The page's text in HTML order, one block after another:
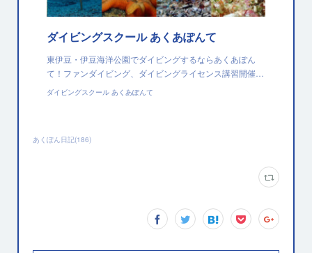
ダイビングスクール あくあぽんて
東伊豆・伊豆海洋公園でダイビングするならあくあぽん
て！ファンダイビング、ダイビングライセンス講習開催…
ダイビングスクール あくあぽんて
あくぽん日記(186)